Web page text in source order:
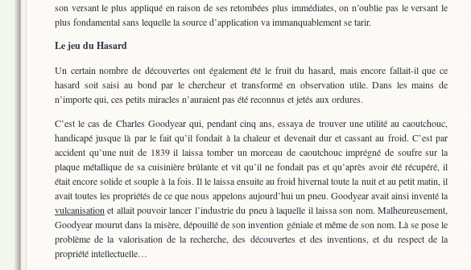
son versant le plus appliqué en raison de ses retombées plus immédiates, on n’oublie pas le versant le
plus fondamental sans lequelle la source d’application va immanquablement se tarir.
Le jeu du Hasard
Un certain nombre de découvertes ont également été le fruit du hasard, mais encore fallait-il que ce
hasard soit saisi au bond par le chercheur et transformé en observation utile. Dans les mains de
n’importe qui, ces petits miracles n’auraient pas été reconnus et jetés aux ordures.
C’est le cas de Charles Goodyear qui, pendant cinq ans, essaya de trouver une utilité au caoutchouc,
handicapé jusque là par le fait qu’il fondait à la chaleur et devenait dur et cassant au froid. C’est par
accident qu’une nuit de 1839 il laissa tomber un morceau de caoutchouc imprégné de soufre sur la
plaque métallique de sa cuisinière brûlante et vit qu’il ne fondait pas et qu’après avoir été récupéré, il
était encore solide et souple à la fois. Il le laissa ensuite au froid hivernal toute la nuit et au petit matin, il
avait toutes les propriétés de ce que nous appelons aujourd’hui un pneu. Goodyear avait ainsi inventé la
vulcanisationet allait pouvoir lancer l’industrie du pneu à laquelle il laissa son nom. Malheureusement,
Goodyear mourut dans la misère, dépouillé de son invention géniale et même de son nom. Là se pose le
problème de la valorisation de la recherche, des découvertes et des inventions, et du respect de la
propriété intellectuelle…